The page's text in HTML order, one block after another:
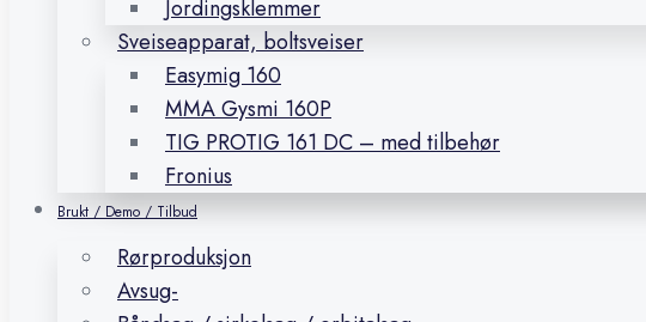
Jordingsklemmer
Sveiseapparat, boltsveiser
Easymig 160
MMA Gysmi 160P
TIG PROTIG 161 DC – med tilbehør
Fronius
Brukt / Demo / Tilbud
Rørproduksjon
Avsug-